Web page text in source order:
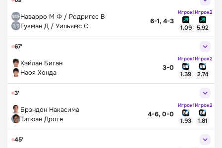
Наварро М Ф / Родригес В
Гузман Д / Уильямс С
6-1, 4-3
Игрок1Игрок2
1.09 5.92
67'
Кэйлан Биган
Наоя Хонда
3-0
Игрок1Игрок2
1.39 2.74
3'
Брэндон Накасима
Титюан Дроге
4-6, 0-0
Игрок1Игрок2
1.93 1.81
45'